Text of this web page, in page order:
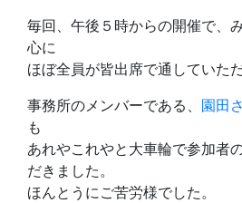
毎回、午後５時からの開催で、
心に
ほぼ全員が皆出席で通していた
事務所のメンバーである、 園田
も
あれやこれやと大車輪で参加者
だきました。
ほんとうにご苦労様でした。